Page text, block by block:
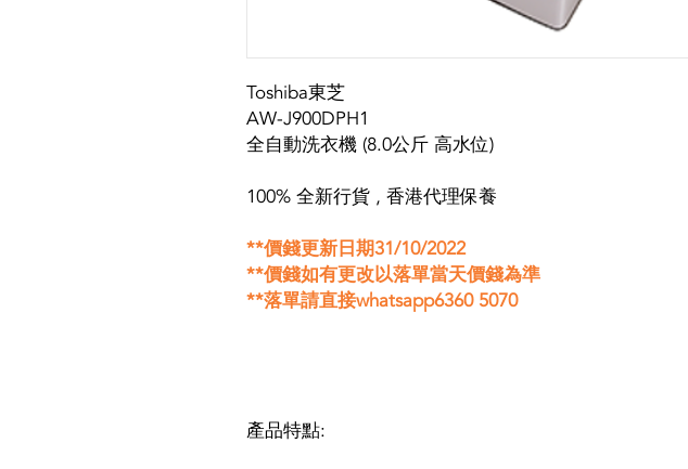
Toshiba東芝
AW-J900DPH1
全自動洗衣機 (8.0公斤 高水位)
100% 全新行貨 , 香港代理保養
**價錢更新日期31/10/2022
**價錢如有更改以落單當天價錢為準
**落單請直接whatsapp6360 5070
產品特點: